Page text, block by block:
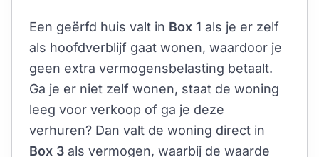
Een geërfd huis valt in Box 1 als je er zelf
als hoofdverblijf gaat wonen, waardoor je
geen extra vermogensbelasting betaalt.
Ga je er niet zelf wonen, staat de woning
leeg voor verkoop of ga je deze
verhuren? Dan valt de woning direct in
Box 3 als vermogen, waarbij de waarde